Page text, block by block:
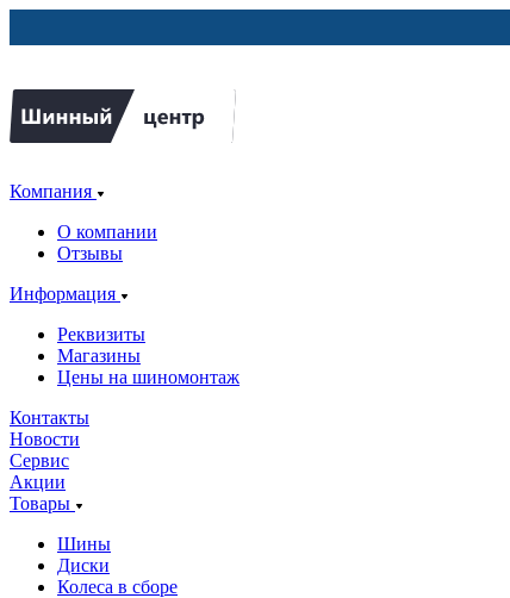
Компания
О компании
Отзывы
Информация
Реквизиты
Магазины
Цены на шиномонтаж
Контакты
Новости
Сервис
Акции
Товары
Шины
Диски
Колеса в сборе